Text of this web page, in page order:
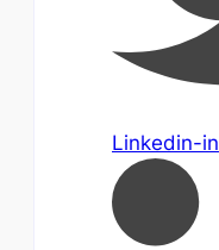
Linkedin-in